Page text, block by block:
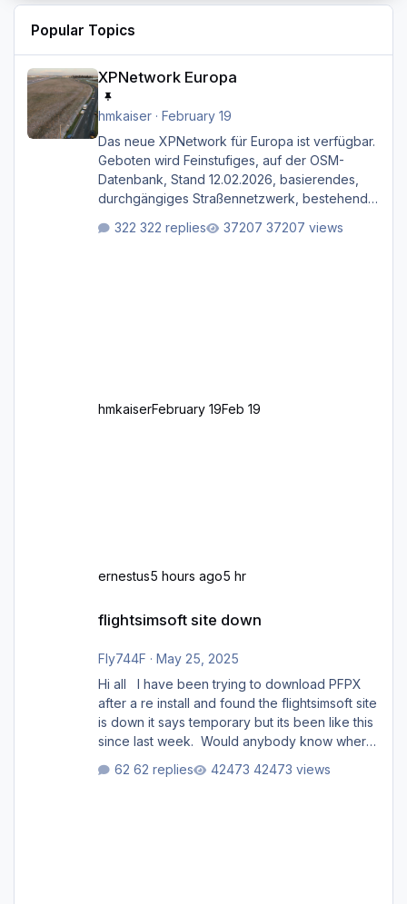
Popular Topics
XPNetwork Europa
hmkaiser· February 19
Das neue XPNetwork für Europa ist verfügbar.
Geboten wird Feinstufiges, auf der OSM-
Datenbank, Stand 12.02.2026, basierendes,
durchgängiges Straßen­netzwerk, bestehend
sekundären, tertiären und sonstigen Straßen,
322 replies 37207 views
hmkaiserFebruary 19Feb 19
ernestus5 hours ago5 hr
flightsimsoft site down
Fly744F · May 25, 2025
Hi all I have been trying to download PFPX
after a re install and found the flightsimsoft site
is down it says temporary but its been like this
since last week. Would anybody know where
support email for them either. thank you
62 replies 42473 views